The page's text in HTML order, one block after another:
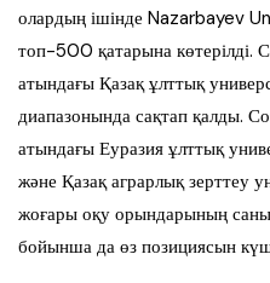
олардың ішінде Nazarbayev
топ-500 қатарына көтерілді.
атындағы Қазақ ұлттық
диапазонында сақтап қалды.
атындағы Еуразия ұлттық
және Қазақ аграрлық зерттеу
жоғары оқу орындарының
бойынша да өз позициясын